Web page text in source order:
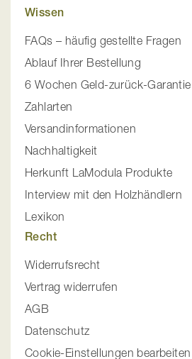
Wissen
FAQs – häufig gestellte Fragen
Ablauf Ihrer Bestellung
6 Wochen Geld-zurück-Garantie
Zahlarten
Versandinformationen
Nachhaltigkeit
Herkunft LaModula Produkte
Interview mit den Holzhändlern
Lexikon
Recht
Widerrufsrecht
Vertrag widerrufen
AGB
Datenschutz
Cookie-Einstellungen bearbeiten